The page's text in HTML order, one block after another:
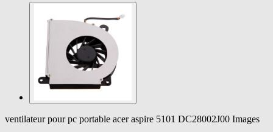
ventilateur pour pc portable acer aspire 5101 DC28002J00 Images